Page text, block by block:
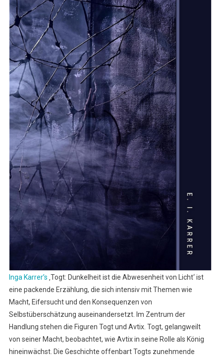
Von
Inga
Karrer
Inga Karrer’s ‚Togt: Dunkelheit ist die Abwesenheit von Licht‘ ist
eine packende Erzählung, die sich intensiv mit Themen wie
Macht, Eifersucht und den Konsequenzen von
Selbstüberschätzung auseinandersetzt. Im Zentrum der
Handlung stehen die Figuren Togt und Avtix. Togt, gelangweilt
von seiner Macht, beobachtet, wie Avtix in seine Rolle als König
hineinwächst. Die Geschichte offenbart Togts zunehmende